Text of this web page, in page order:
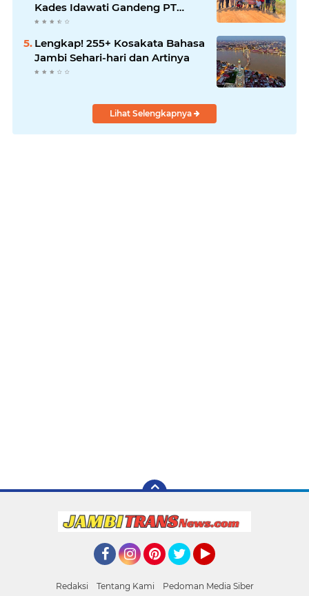
Kades Idawati Gandeng PT
BBB-S, TNI dan BPD
Lengkap! 255+ Kosakata Bahasa
Jambi Sehari-hari dan Artinya
Lihat Selengkapnya
Redaksi Tentang Kami
Pedoman Media Siber